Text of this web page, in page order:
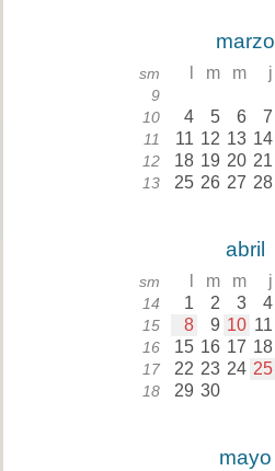
marzo
sm m m j
9
10 4 5 6 7
11 11 12 13 14
12 18 19 20 21
13 25 26 27 28
abril
sm m m j
14 1 2 3 4
15 8 9 10 11
16 15 16 17 18
17 22 23 24 25
18 29 30
mayo